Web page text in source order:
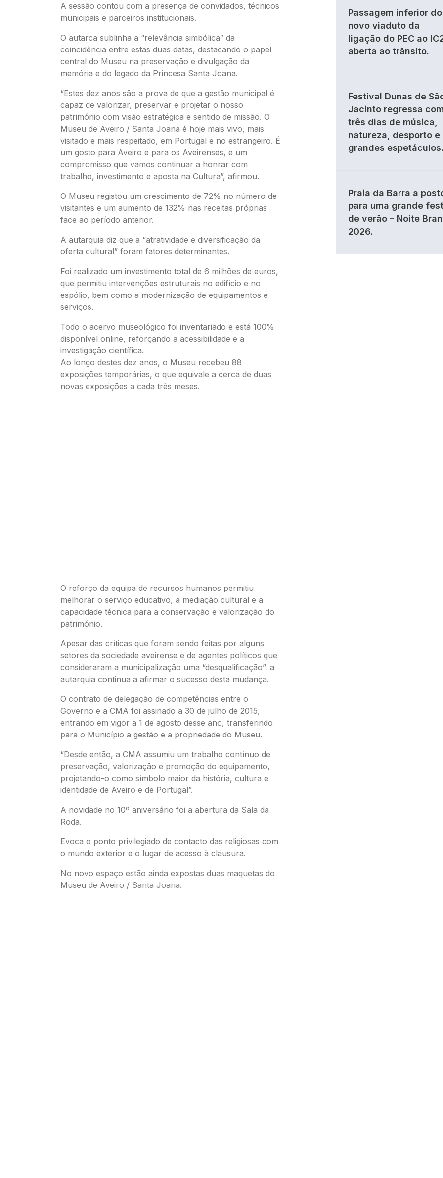
A sessão contou com a presença de convidados, técnicos
municipais e parceiros institucionais.
O autarca sublinha a “relevância simbólica” da
coincidência entre estas duas datas, destacando o papel
central do Museu na preservação e divulgação da
memória e do legado da Princesa Santa Joana.
“Estes dez anos são a prova de que a gestão municipal é
capaz de valorizar, preservar e projetar o nosso
património com visão estratégica e sentido de missão. O
Museu de Aveiro / Santa Joana é hoje mais vivo, mais
visitado e mais respeitado, em Portugal e no estrangeiro. É
um gosto para Aveiro e para os Aveirenses, e um
compromisso que vamos continuar a honrar com
trabalho, investimento e aposta na Cultura”, afirmou.
O Museu registou um crescimento de 72% no número de
visitantes e um aumento de 132% nas receitas próprias
face ao período anterior.
A autarquia diz que a “atratividade e diversificação da
oferta cultural” foram fatores determinantes.
Foi realizado um investimento total de 6 milhões de euros,
que permitiu intervenções estruturais no edifício e no
espólio, bem como a modernização de equipamentos e
serviços.
Todo o acervo museológico foi inventariado e está 100%
disponível online, reforçando a acessibilidade e a
investigação científica.
Ao longo destes dez anos, o Museu recebeu 88
exposições temporárias, o que equivale a cerca de duas
novas exposições a cada três meses.
O reforço da equipa de recursos humanos permitiu
melhorar o serviço educativo, a mediação cultural e a
capacidade técnica para a conservação e valorização do
património.
Apesar das críticas que foram sendo feitas por alguns
setores da sociedade aveirense e de agentes políticos que
consideraram a municipalização uma “desqualificação”, a
autarquia continua a afirmar o sucesso desta mudança.
O contrato de delegação de competências entre o
Governo e a CMA foi assinado a 30 de julho de 2015,
entrando em vigor a 1 de agosto desse ano, transferindo
para o Município a gestão e a propriedade do Museu.
“Desde então, a CMA assumiu um trabalho contínuo de
preservação, valorização e promoção do equipamento,
projetando-o como símbolo maior da história, cultura e
identidade de Aveiro e de Portugal”.
A novidade no 10º aniversário foi a abertura da Sala da
Roda.
Evoca o ponto privilegiado de contacto das religiosas com
o mundo exterior e o lugar de acesso à clausura.
No novo espaço estão ainda expostas duas maquetas do
Museu de Aveiro / Santa Joana.
Passagem inferior do
novo viaduto da
ligação do PEC ao
aberta ao trânsito.
Festival Dunas de
Jacinto regressa com
três dias de música,
natureza, desporto e
grandes espetáculos.
Praia da Barra a
para uma grande
de verão – Noite
2026.